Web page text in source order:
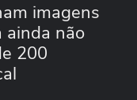
imagens
ainda não
200